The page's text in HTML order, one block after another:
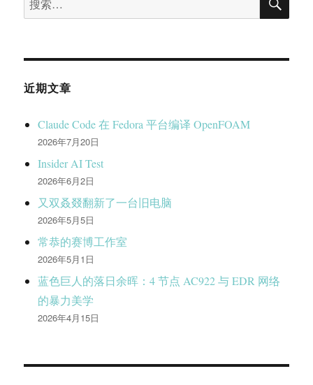
索：
近期文章
Claude Code 在 Fedora 平台编译 OpenFOAM
2026年7月20日
Insider AI Test
2026年6月2日
又双叒叕翻新了一台旧电脑
2026年5月5日
常恭的赛博工作室
2026年5月1日
蓝色巨人的落日余晖：4 节点 AC922 与 EDR 网络
的暴力美学
2026年4月15日